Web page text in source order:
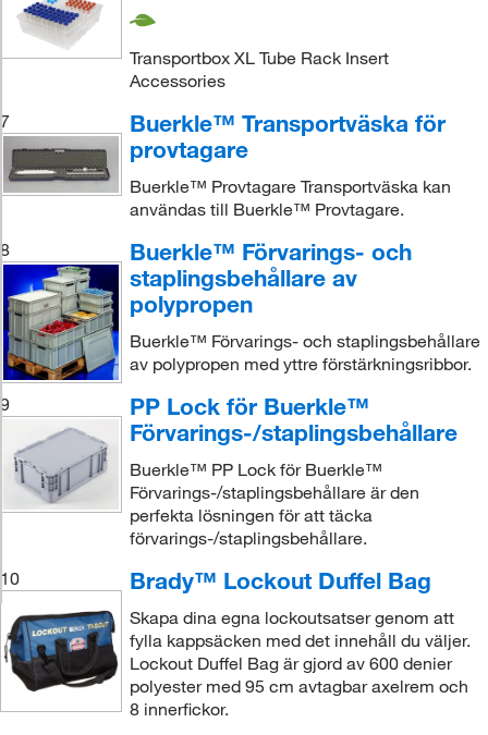
Transportbox XL Tube Rack Insert
Accessories
7
Buerkle™ Transportväska för
provtagare
Buerkle™ Provtagare Transportväska kan
användas till Buerkle™ Provtagare.
8
Buerkle™ Förvarings- och
staplingsbehållare av
polypropen
Buerkle™ Förvarings- och staplingsbehållare
av polypropen med yttre förstärkningsribbor.
9
PP Lock för Buerkle™
Förvarings-/staplingsbehållare
Buerkle™ PP Lock för Buerkle™
Förvarings-/staplingsbehållare är den
perfekta lösningen för att täcka
förvarings-/staplingsbehållare.
10
Brady™ Lockout Duffel Bag
Skapa dina egna lockoutsatser genom att
fylla kappsäcken med det innehåll du väljer.
Lockout Duffel Bag är gjord av 600 denier
polyester med 95 cm avtagbar axelrem och
8 innerfickor.